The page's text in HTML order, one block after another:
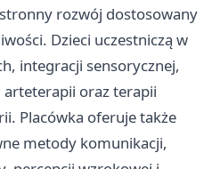
rozwój dostosowany
Dzieci uczestniczą w
integracji sensorycznej,
oraz terapii
Placówka oferuje także
metody komunikacji,